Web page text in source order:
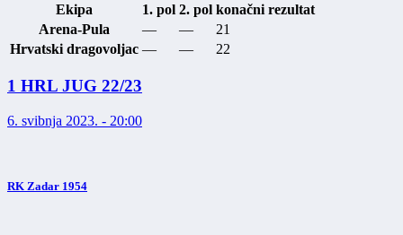
Ekipa
1. pol 2. pol konačni rezultat
Arena-Pula
— —
21
Hrvatski dragovoljac — — 22
1 HRL JUG 22/23
6. svibnja 2023. - 20:00
RK Zadar 1954